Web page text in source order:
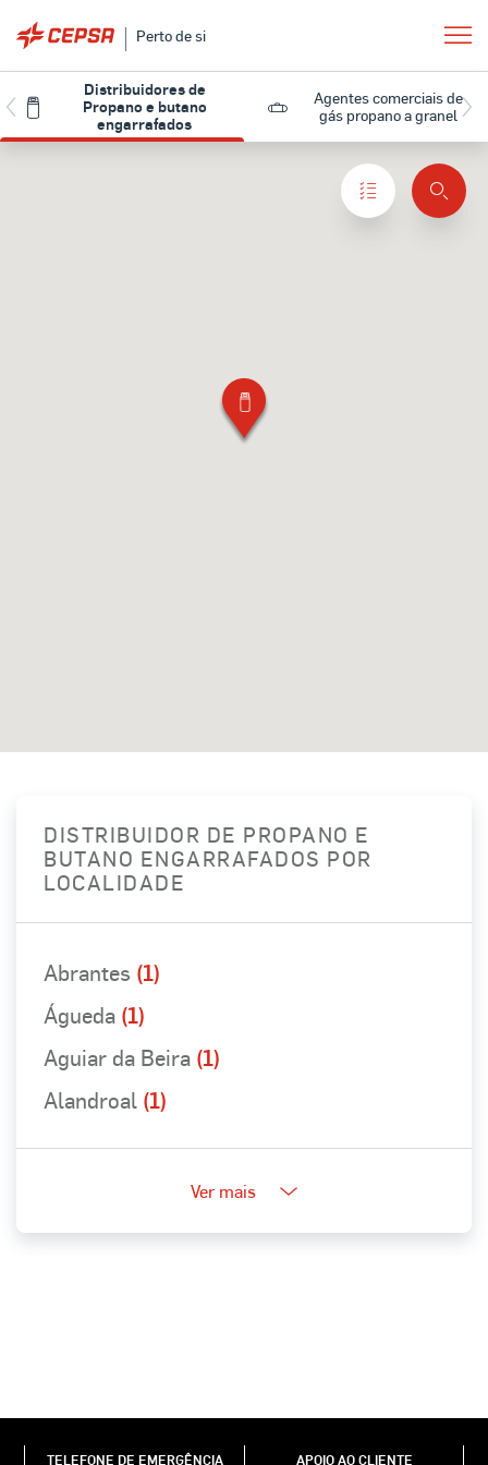
Perto de si
Distribuidores de
Propano e butano
engarrafados
Agentes comerciais de
gás propano a granel
DISTRIBUIDOR DE PROPANO E
BUTANO ENGARRAFADOS POR
LOCALIDADE
Ver mais
Abrantes (1)
Águeda (1)
Aguiar da Beira (1)
Alandroal (1)
TELEFONE DE EMERGÊNCIA APOIO AO CLIENTE